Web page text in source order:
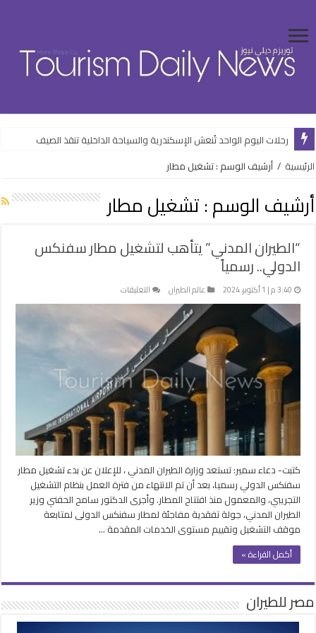
رحلات اليوم الواحد تُنعش الإسكندرية والسياحة الداخلية تنقذ الصيف
الرئيسية / أرشيف الوسم : تشغيل مطار
أرشيف الوسم :تشغيل مطار
“الطيران المدني” يتأهب لتشغيل مطار سفنكس
الدولي.. رسمياً
3:40 م | 1 أكتوبر، 2024 عالم الطيران التعليقات
“الطيران
سفنكس
الدولي..
رسمياً
مغلقة
كتبت- دعاء سمير: تستعد وزارة الطيران المدني ، للإعلان عن بدء تشغيل مطار
سفنكس الدولي رسميا، بعد أن تم الانتهاء من فترة العمل بنظام التشغيل
التجريبي، والمعمول منذ افتتاح المطار. وأجرى الدكتور سامح الحفني وزير
الطيران المدني، جولة تفقدية مفاجئة لمطار سفنكس الدولى لمتابعة
موقف التشغيل وتقييم مستوى الخدمات المقدمة …
أكمل القراءة »
مصر للطيران